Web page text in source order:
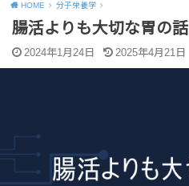
HOME 分子栄養学
腸活よりも大切な胃の話
2024年1月24日 2025年4月21日